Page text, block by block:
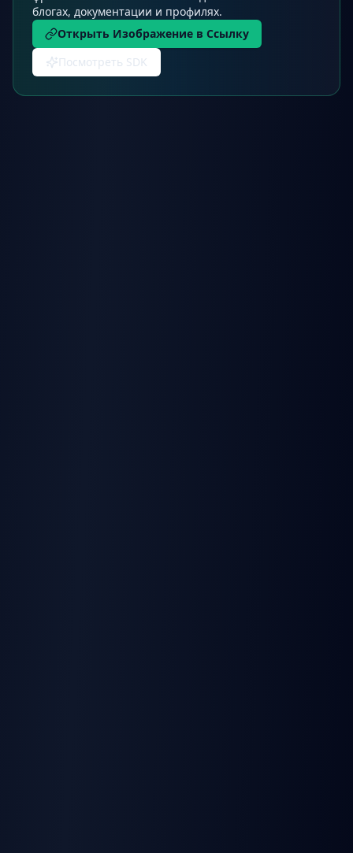
блогах, документации и профилях.
Открыть Изображение в Ссылку
Посмотреть SDK